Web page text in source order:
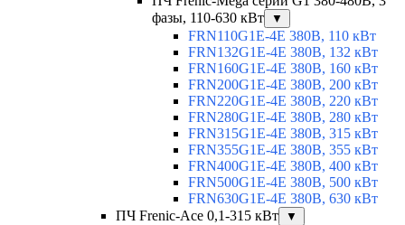
фазы, 110-630 кВт
▼
FRN110G1E-4E 380В, 110 кВт
FRN132G1E-4E 380В, 132 кВт
FRN160G1E-4E 380В, 160 кВт
FRN200G1E-4E 380В, 200 кВт
FRN220G1E-4E 380В, 220 кВт
FRN280G1E-4E 380В, 280 кВт
FRN315G1E-4E 380В, 315 кВт
FRN355G1E-4E 380В, 355 кВт
FRN400G1E-4E 380В, 400 кВт
FRN500G1E-4E 380В, 500 кВт
FRN630G1E-4E 380В, 630 кВт
ПЧ Frenic-Ace 0,1-315 кВт
▼